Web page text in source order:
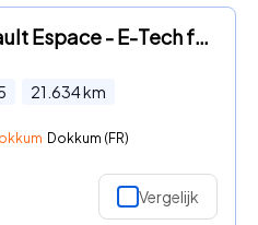
Renault Espace - E-Tech full hybrid 200 esprit Alpine 7p. | Elektrische achte
21.634km
Dokkum (FR)
Vergelijk